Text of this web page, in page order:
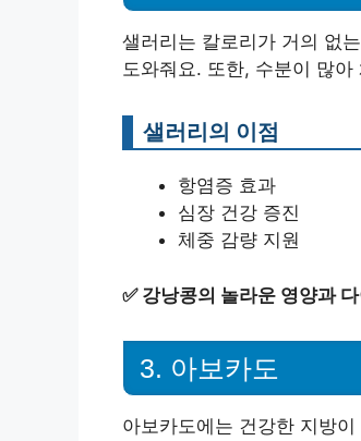
샐러리는 칼로리가 거의 없
도와줘요. 또한, 수분이 많
샐러리의 이점
항염증 효과
심장 건강 증진
체중 감량 지원
✅ 강낭콩의 놀라운 영양과
3. 아보카도
아보카도에는 건강한 지방